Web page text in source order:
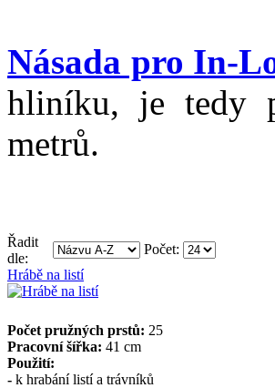
Násada pro In-
hliníku, je tedy
metrů.
Řadit
dle:
Počet:
Hrábě na listí
Počet pružných prstů: 25
Pracovní šířka: 41 cm
Použití:
- k hrabání listí a trávníků